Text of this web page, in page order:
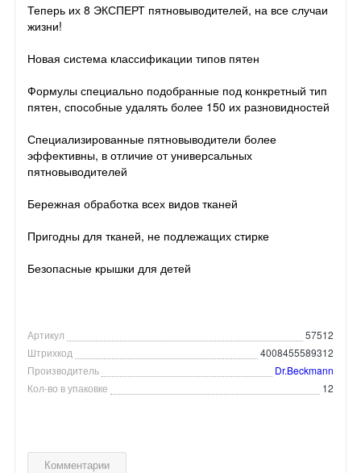
Теперь их 8 ЭКСПЕРТ пятновыводителей, на все случаи
жизни!
Новая система классификации типов пятен
Формулы специально подобранные под конкретный тип
пятен, способные удалять более 150 их разновидностей
Специализированные пятновыводители более
эффективны, в отличие от универсальных
пятновыводителей
Бережная обработка всех видов тканей
Пригодны для тканей, не подлежащих стирке
Безопасные крышки для детей
Артикул
57512
Штрихкод
4008455589312
Производитель
Dr.Beckmann
Кол-во в упаковке
12
Комментарии